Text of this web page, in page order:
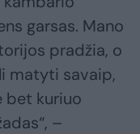
garsas. Mano
pradžia, o
matyti savaip,
bet kuriuo
–